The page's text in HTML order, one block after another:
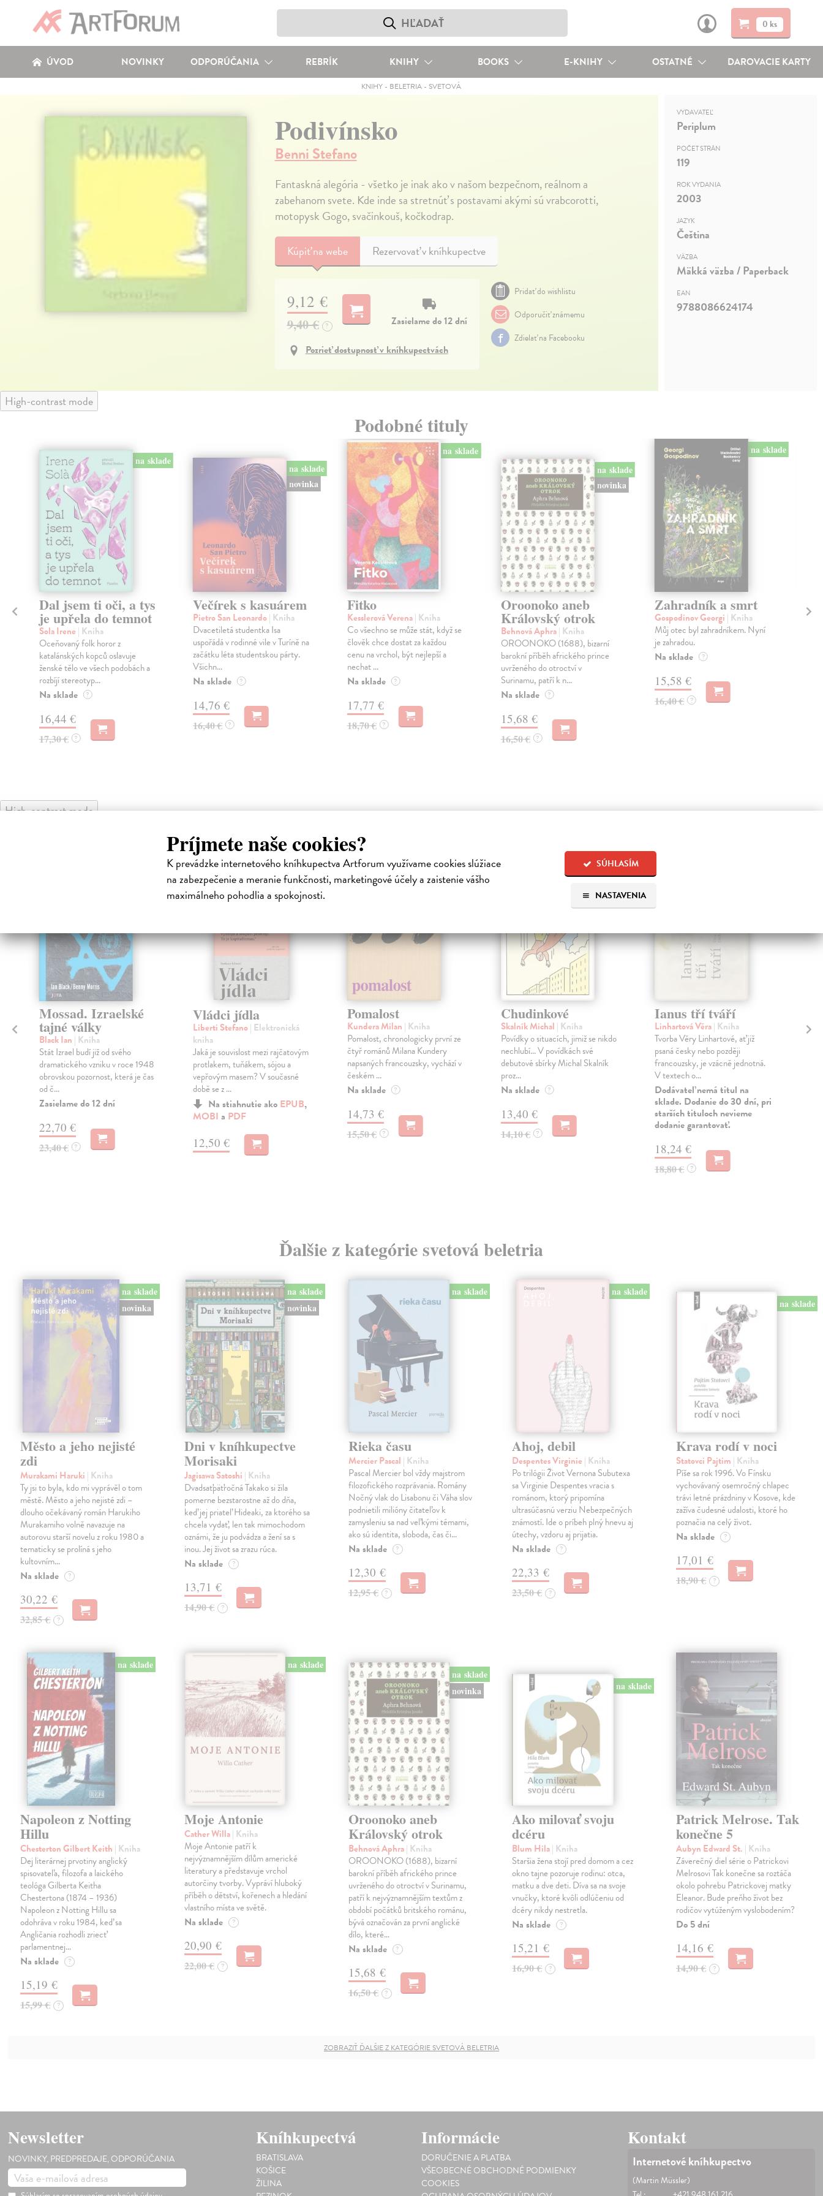
Príjmete naše cookies?
K prevádzke internetového kníhkupectva Artforum využívame cookies slúžiace
na zabezpečenie a meranie funkčnosti, marketingové účely a zaistenie vášho
maximálneho pohodlia a spokojnosti.
SÚHLASÍM
NASTAVENIA
0 ks
ÚVOD NOVINKY ODPORÚČANIA REBRÍK KNIHY BOOKS E-KNIHY OSTATNÉ DAROVACIE KARTY
KNIHY - BELETRIA - SVETOVÁ
Podivínsko
Benni Stefano
Fantaskná alegória - všetko je inak ako v našom bezpečnom, reálnom a
zabehanom svete. Kde inde sa stretnúť s postavami akými sú vrabcorotti,
motopysk Gogo, svačinkouš, kočkodrap.
Kúpiťna webe Rezervovať v kníhkupectve
9,12 €
9,40 € ?
Zasielame do 12 dní
Pozrieť dostupnosť v kníhkupectvách
Pridať do wishlistu
Odporučiť známemu
Zdielať na Facebooku
VYDAVATEĽ
Periplum
POČET STRÁN
119
ROK VYDANIA
2003
JAZYK
Čeština
VÄZBA
Mäkká väzba / Paperback
EAN
9788086624174
High-contrast mode
Podobné tituly
na sklade
Dal jsem ti oči, a tys
je upřela do temnot
Sola Irene | Kniha
Oceňovaný folk horor z
katalánských kopců oslavuje
ženské tělo ve všech podobách a
rozbíjí stereotyp...
Na sklade ?
16,44 €
17,30 € ?
na sklade
novinka
Večírek s kasuárem
Pietro San Leonardo| Kniha
Dvacetiletá studentka Isa
uspořádá v rodinné vile v Turíně na
začátku léta studentskou párty.
Všichn...
Na sklade ?
14,76 €
16,40 € ?
na sklade
Fitko
Kesslerová Verena| Kniha
Co všechno se může stát, když se
člověk chce dostat za každou
cenu na vrchol, být nejlepší a
nechat ...
Na sklade ?
17,77 €
18,70 € ?
na sklade
novinka
Oroonoko aneb
Královský otrok
Behnová Aphra| Kniha
OROONOKO (1688), bizarní
barokní příběh afrického prince
uvrženého do otroctví v
Surinamu, patří k n...
Na sklade ?
15,68 €
16,50 € ?
na sklade
Zahradník a smrt
Gospodinov Georgi | Kniha
Můj otec byl zahradníkem. Nyní
je zahradou.
Na sklade ?
15,58 €
16,40 € ?
High-contrast mode
Čitatelia s podobným vkusom si kúpili aj:
Mossad. Izraelské
tajné války
Black Ian | Kniha
Stát Izrael budí již od svého
dramatického vzniku v roce 1948
obrovskou pozornost, která je čas
od č...
Zasielame do 12 dní
22,70 €
23,40 € ?
E-KNIHA
Vládci jídla
Liberti Stefano| Elektronická
kniha
Jaká je souvislost mezi rajčatovým
protlakem, tuňákem, sójou a
vepřovým masem? V současné
době se z ...
Na stiahnutie ako EPUB,
MOBI a PDF
12,50 €
na sklade
Pomalost
Kundera Milan | Kniha
Pomalost, chronologicky první ze
čtyř románů Milana Kundery
napsaných francouzsky, vychází v
českém ...
Na sklade ?
14,73 €
15,50 € ?
na sklade
Chudinkové
Skalník Michal | Kniha
Povídky o situacích, jimiž se nikdo
nechlubí... V povídkách své
debutové sbírky Michal Skalník
proz...
Na sklade ?
13,40 €
14,10 € ?
Ianus tří tváří
Linhartová Věra| Kniha
Tvorba Věry Linhartové, ať již
psaná česky nebo později
francouzsky, je vzácně jednotná.
V textech o...
Dodávateľ nemá titul na
sklade. Dodanie do 30 dní, pri
starších tituloch nevieme
dodanie garantovať.
18,24 €
18,80 € ?
Ďalšie z kategórie svetová beletria
na sklade
novinka
Město a jeho nejisté
zdi
Murakami Haruki | Kniha
Ty jsi to byla, kdo mi vyprávěl o tom
městě. Město a jeho nejisté zdi –
dlouho očekávaný román Harukiho
Murakamiho volně navazuje na
autorovu starší novelu z roku 1980 a
tematicky se prolíná s jeho
kultovním…
Na sklade ?
30,22 €
32,85 € ?
na sklade
novinka
Dni v kníhkupectve
Morisaki
Jagisawa Satoshi | Kniha
Dvadsaťpäťročná Takako si žila
pomerne bezstarostne až do dňa,
keď jej priateľ Hideaki, za ktorého sa
chcela vydať, len tak mimochodom
oznámi, že ju podvádza a žení sa s
inou. Jej život sa zrazu rúca.
Na sklade ?
13,71 €
14,90 € ?
na sklade
Rieka času
Mercier Pascal | Kniha
Pascal Mercier bol vždy majstrom
filozofického rozprávania. Romány
Nočný vlak do Lisabonu či Váha slov
podnietili milióny čitateľov k
zamysleniu sa nad veľkými témami,
ako sú identita, sloboda, čas či…
Na sklade ?
12,30 €
12,95 € ?
na sklade
Ahoj, debil
Despentes Virginie | Kniha
Po trilógii Život Vernona Subutexa
sa Virginie Despentes vracia s
románom, ktorý pripomína
ultrasúčasnú verziu Nebezpečných
známostí. Ide o príbeh plný hnevu aj
útechy, vzdoru aj prijatia.
Na sklade ?
22,33 €
23,50 € ?
na sklade
Krava rodí v noci
Statovci Pajtim | Kniha
Píše sa rok 1996. Vo Fínsku
vychovávaný osemročný chlapec
trávi letné prázdniny v Kosove, kde
zažíva čudesné udalosti, ktoré ho
poznačia na celý život.
Na sklade ?
17,01 €
18,90 € ?
na sklade
Napoleon z Notting
Hillu
Chesterton Gilbert Keith | Kniha
Dej literárnej prvotiny anglický
spisovateľa, filozofa a laického
teológa Gilberta Keitha
Chestertona (1874 – 1936)
Napoleon z Notting Hillu sa
odohráva v roku 1984, keď sa
Angličania rozhodli zriecť
parlamentnej…
Na sklade ?
15,19 €
15,99 € ?
na sklade
Moje Antonie
Cather Willa| Kniha
Moje Antonie patří k
nejvýznamnějším dílům americké
literatury a představuje vrchol
autorčiny tvorby. Vypráví hluboký
příběh o dětství, kořenech a hledání
vlastního místa ve světě.
Na sklade ?
20,90 €
22,00 € ?
na sklade
novinka
Oroonoko aneb
Královský otrok
Behnová Aphra| Kniha
OROONOKO (1688), bizarní
barokní příběh afrického prince
uvrženého do otroctví v Surinamu,
patří k nejvýznamnějším textům z
období počátků britského románu,
bývá označován za první anglické
dílo, které…
Na sklade ?
15,68 €
16,50 € ?
na sklade
Ako milovať svoju
dcéru
Blum Hila| Kniha
Staršia žena stojí pred domom a cez
okno tajne pozoruje rodinu: otca,
matku a dve deti. Díva sa na svoje
vnučky, ktoré kvôli odlúčeniu od
dcéry nikdy nestretla.
Na sklade ?
15,21 €
16,90 € ?
Patrick Melrose. Tak
konečne 5
Aubyn Edward St. | Kniha
Záverečný diel série o Patrickovi
Melrosovi Tak konečne sa roztáča
okolo pohrebu Patrickovej matky
Eleanor. Bude preňho život bez
rodičov vytúženým vyslobodením?
Do 5 dní
14,16 €
14,90 € ?
ZOBRAZIŤ ĎALŠIE Z KATEGÓRIE SVETOVÁ BELETRIA
Newsletter
NOVINKY, PREDPREDAJE, ODPORÚČANIA
Kníhkupectvá
BRATISLAVA
KOŠICE
ŽILINA
Informácie
DORUČENIE A PLATBA
VŠEOBECNÉ OBCHODNÉ PODMIENKY
COOKIES
Kontakt
Internetové kníhkupectvo
(Martin Müssler)